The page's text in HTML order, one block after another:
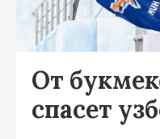
От
спасет